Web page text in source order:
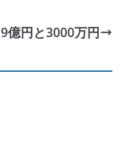
9億円と3000万円